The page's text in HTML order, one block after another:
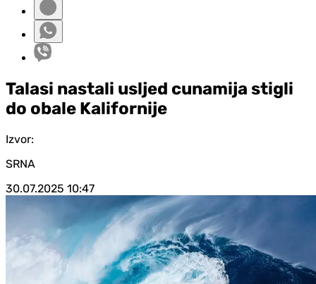
Talasi nastali usljed cunamija stigli
do obale Kalifornije
Izvor:
SRNA
30.07.2025 10:47